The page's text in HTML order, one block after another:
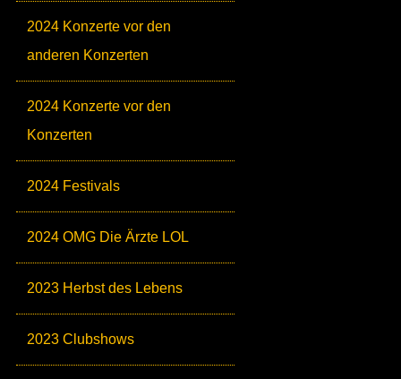
2024 Konzerte vor den
anderen Konzerten
2024 Konzerte vor den
Konzerten
2024 Festivals
2024 OMG Die Ärzte LOL
2023 Herbst des Lebens
2023 Clubshows